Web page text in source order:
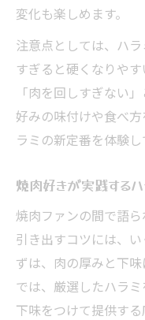
変化も楽しめます。
注意点としては、ハ
すぎると硬くなりや
「肉を回しすぎない
好みの味付けや食べ
ラミの新定番を体験し
焼肉好きが実践する
焼肉ファンの間で語
引き出すコツには、
ずは、肉の厚みと下
では、厳選したハラ
下味をつけて提供する